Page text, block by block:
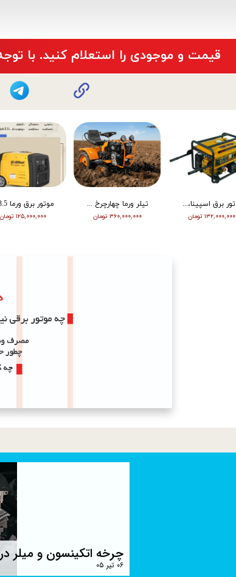
​قیمت و موجودی را استعلام کنید. با
۱۲۵,۰۰۰,۰۰۰ تومان
تیلر ورما چهارچرخ (مینی تراکتور) ، دیزل ، چرخ بزرگ ، دوچراغ، استارت vm001
۳۶۰,۰۰۰,۰۰۰ تومان
موتور برق اسپینا، تکفاز 8 کیلو وات، ATS دار مدل SP18000E
۱۳۲,۰۰۰,۰۰۰ تومان
چرخه اتکینسون و میلر
۰۶ تیر ۰۵